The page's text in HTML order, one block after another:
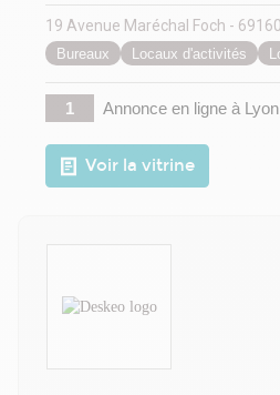
19 Avenue Maréchal Foch -
Bureaux Locaux d'activités
1 Annonce en ligneà
Voir la vitrine